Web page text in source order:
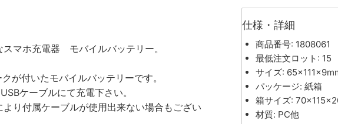
マホ充電器 モバイルバッテリー。
が付いたモバイルバッテリーです。
ケーブルにて充電下さい。
り付属ケーブルが使用出来ない場合もござい
仕様・詳細
商品番号: 1808061
最低注文ロット: 15
サイズ:
パッケージ: 紙箱
箱サイズ:
材質: PC他